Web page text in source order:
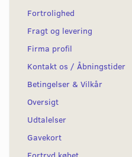
Fortrolighed
Fragt og levering
Firma profil
Kontakt os / Åbningstider
Betingelser & Vilkår
Oversigt
Udtalelser
Gavekort
Fortryd købet